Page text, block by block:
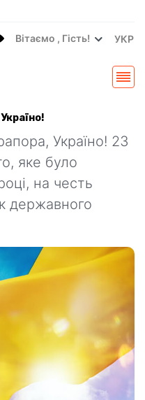
Вітаємo , Гість! УКР
Україно! 23
яке було
на честь
державного